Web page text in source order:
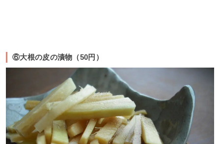
⑥大根の皮の漬物（50円）